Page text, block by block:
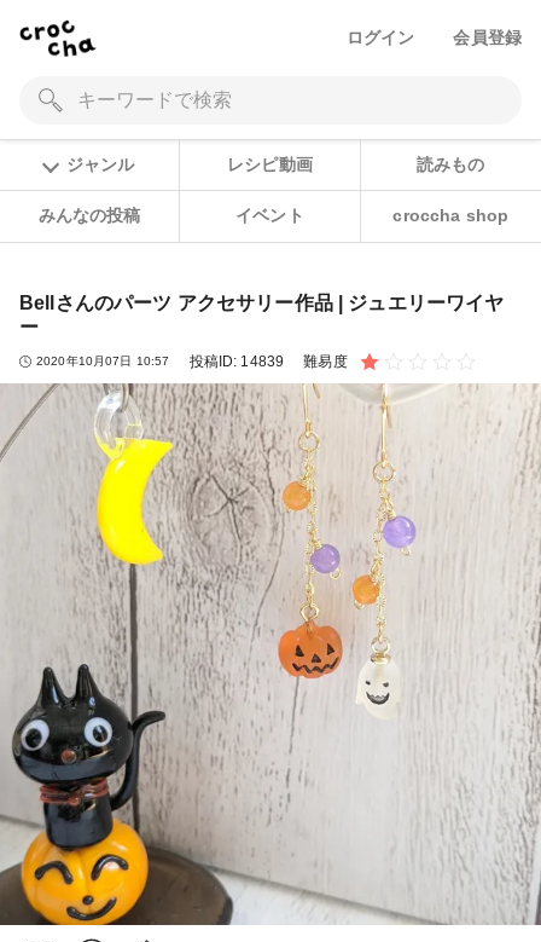
ログイン 会員登録
ジャンル レシピ動画 読みもの
みんなの投稿 イベント croccha shop
Bellさんのパーツ アクセサリー作品 | ジュエリーワイヤ
ー
2020年10月07日 10:57 投稿ID: 14839 難易度